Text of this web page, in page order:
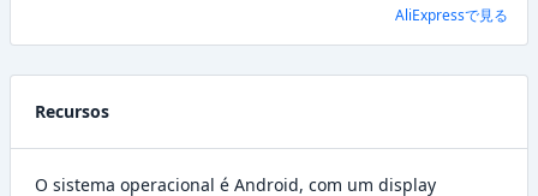
AliExpressで見る
Recursos
O sistema operacional é Android, com um display